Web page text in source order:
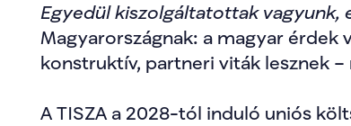
Egyedül kiszolgáltatottak vagyunk,
Magyarországnak: a magyar érdek
konstruktív, partneri viták lesznek
A TISZA a 2028-tól induló uniós